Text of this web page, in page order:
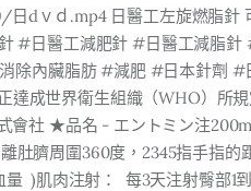
dｖｄ.mp4 日醫工左旋燃脂針
#日醫工減肥針 #日醫工減脂
除內臟脂肪 #減肥 #日本針劑 #
達成世界衛生組織（WHO）所
會社 ★品名 - エントミン注
肚臍周圍360度，2345指手指
)肌肉注射： 每3天注射臀部1